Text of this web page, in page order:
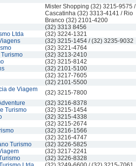
Mister Shopping (32) 3215-9575 /
Cascatinha (32) 3313-4141 / Rio
Branco (32) 2101-4200
(32) 3313 8456
Ltda
(32) 3224-1321
(32) 3215-1454 / (32) 3235-9032
(32) 3221-4764
Turismo
(32) 3213-2410
(32) 3215-8142
(32) 2101-5100
(32) 3217-7605
(32) 2101-5500
de Viagem
(32) 3215-7800
(32) 3216-8378
Turismo
(32) 3215-1454
(32) 3215-4338
(32) 3215-2674
(32) 3216-1566
(32) 3216-4747
Turismo
(32) 3226-5825
(32) 3217-2241
(32) 3226-8328